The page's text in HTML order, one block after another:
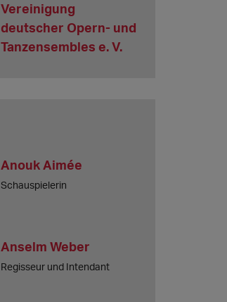
Vereinigung
deutscher Opern- und
Tanzensembles e. V.
Anouk Aimée
Schauspielerin
Anselm Weber
Regisseur und Intendant